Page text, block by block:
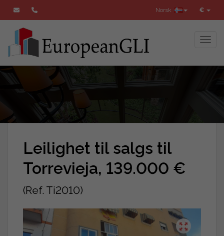
€
Norsk
Leilighet til salgs til
Torrevieja, 139.000 €
(Ref. Ti2010)